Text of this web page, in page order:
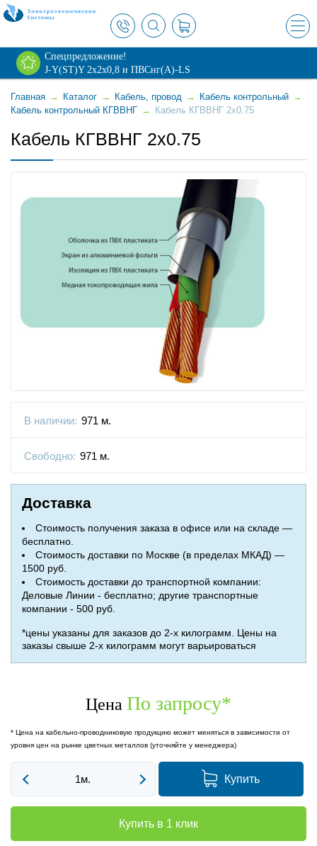
×
Спецпредложение!
J-Y(ST)Y 2х2х0,8 и ПВСнг(А)-LS
Главная → Каталог → Кабель, провод → Кабель контрольный →
Кабель контрольный КГВВНГ → Кабель КГВВНГ 2x0.75
Кабель КГВВНГ 2x0.75
В наличии: 971 м.
Свободно: 971 м.
Доставка
Стоимость получения заказа в офисе или на складе —
бесплатно.
Стоимость доставки по Москве (в пределах МКАД) —
1500 руб.
Стоимость доставки до транспортной компании:
Деловые Линии - бесплатно; другие транспортные
компании - 500 руб.
*цены указаны для заказов до 2-х килограмм. Цены на
заказы свыше 2-х килограмм могут варьироваться
Цена По запросу*
* Цена на кабельно-проводниковую продукцию может меняться в зависимости от
уровня цен на рынке цветных металлов (уточняйте у менеджера)
Купить
Купить в 1 клик